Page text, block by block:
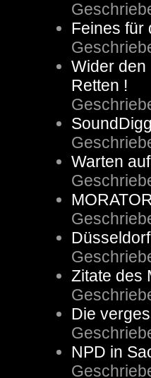
Feines für
Wider den
Retten !
Warten
Zitate des
Die
NPD in